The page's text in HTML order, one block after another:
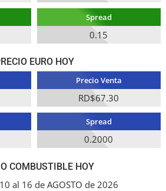
Spread
0.15
EURO HOY
Precio Venta
RD$67.30
Spread
0.2000
COMBUSTIBLE HOY
al 16 de AGOSTO de 2026